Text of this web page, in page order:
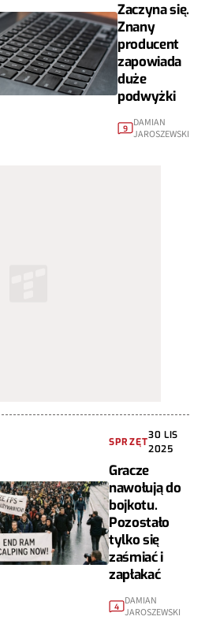
Zaczyna się.
Znany
producent
zapowiada
duże
podwyżki
9
DAMIAN
JAROSZEWSKI
SPRZĘT
30 LIS
2025
Gracze
nawołują do
bojkotu.
Pozostało
tylko się
zaśmiać i
zapłakać
4 DAMIAN
JAROSZEWSKI